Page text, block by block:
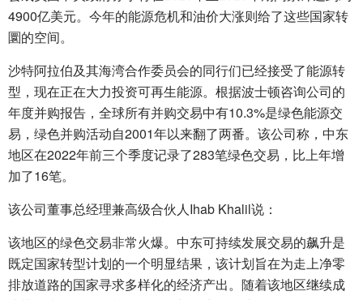
4900亿美元。今年的能源危机和油价大涨则给了这些国家转
圜的空间。
沙特阿拉伯及其海湾合作委员会的同行们已经接受了能源转
型，现在正在大力投资可再生能源。根据波士顿咨询公司的
年度并购报告，全球所有并购交易中有10.3%是绿色能源交
易，绿色并购活动自2001年以来翻了两番。该公司称，中东
地区在2022年前三个季度记录了283笔绿色交易，比上年增
加了16笔。
该公司董事总经理兼高级合伙人Ihab Khalil说：
该地区的绿色交易非常火爆。中东可持续发展交易的飙升是
既定国家转型计划的一个明显结果，该计划旨在为走上净零
排放道路的国家寻求多样化的经济产出。随着该地区继续成